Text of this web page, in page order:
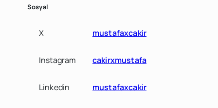
Sosyal
X mustafaxcakir
Instagram cakirxmustafa
Linkedin mustafaxcakir